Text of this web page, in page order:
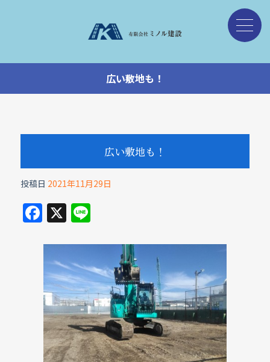
広い敷地も！
広い敷地も！
投稿日 2021年11月29日
F
a
c
e
b
o
o
k
X Li
e